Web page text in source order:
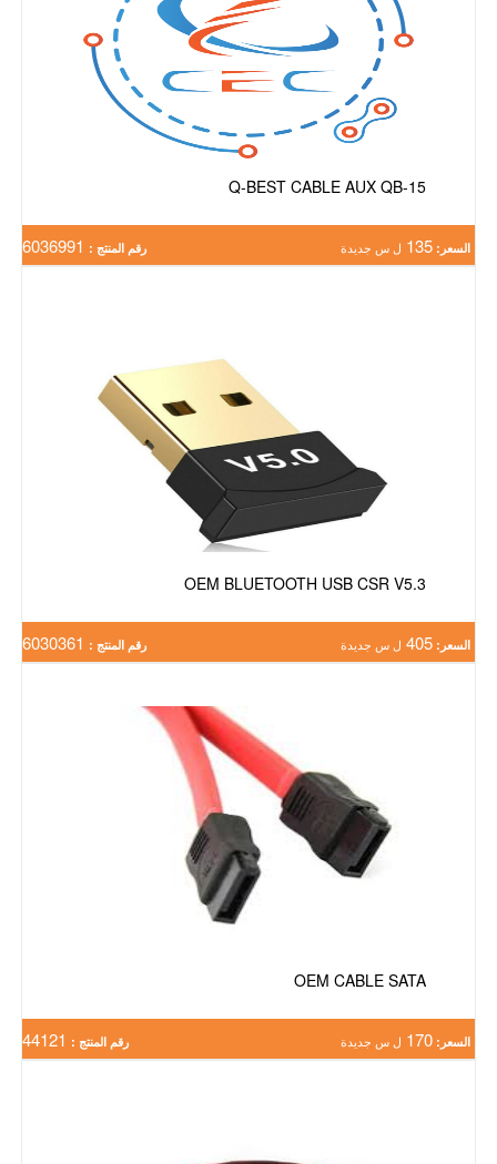
Q-BEST CABLE AUX QB-15
السعر: 135 ل س جديدة رقم المنتج :
OEM BLUETOOTH USB CSR V5.3
السعر: 405 ل س جديدة رقم المنتج :
OEM CABLE SATA
السعر: 170 ل س جديدة رقم المنتج :